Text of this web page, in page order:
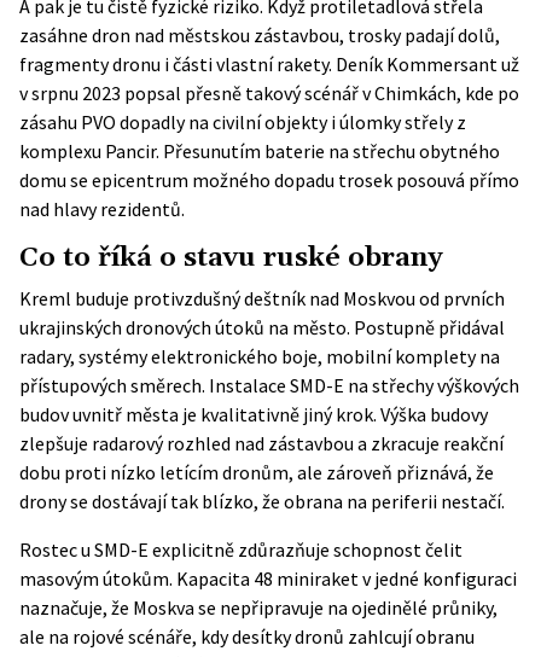
A pak je tu čistě fyzické riziko. Když protiletadlová střela
zasáhne dron nad městskou zástavbou, trosky padají dolů,
fragmenty dronu i části vlastní rakety. Deník Kommersant už
v srpnu 2023 popsal přesně takový scénář v Chimkách, kde po
zásahu PVO dopadly na civilní objekty i úlomky střely z
komplexu Pancir. Přesunutím baterie na střechu obytného
domu se epicentrum možného dopadu trosek posouvá přímo
nad hlavy rezidentů.
Co to říká o stavu ruské obrany
Kreml buduje protivzdušný deštník nad Moskvou od prvních
ukrajinských dronových útoků na město. Postupně přidával
radary, systémy elektronického boje, mobilní komplety na
přístupových směrech. Instalace SMD-E na střechy výškových
budov uvnitř města je kvalitativně jiný krok. Výška budovy
zlepšuje radarový rozhled nad zástavbou a zkracuje reakční
dobu proti nízko letícím dronům, ale zároveň přiznává, že
drony se dostávají tak blízko, že obrana na periferii nestačí.
Rostec u SMD-E explicitně zdůrazňuje schopnost čelit
masovým útokům. Kapacita 48 miniraket v jedné konfiguraci
naznačuje, že Moskva se nepřipravuje na ojedinělé průniky,
ale na rojové scénáře, kdy desítky dronů zahlcují obranu